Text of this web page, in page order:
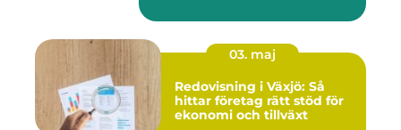
03. maj
Redovisning i Växjö: Så
hittar företag rätt stöd för
ekonomi och tillväxt